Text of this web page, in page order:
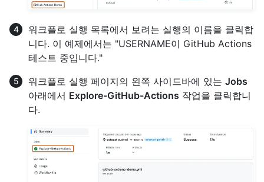
워크플로 실행 목록에서 보려는 실행의 이름을 클릭합
니다. 이 예제에서는 "USERNAME이 GitHub Actions
테스트 중입니다."
워크플로 실행 페이지의 왼쪽 사이드바에 있는 Jobs
아래에서 Explore-GitHub-Actions 작업을 클릭합니
다.